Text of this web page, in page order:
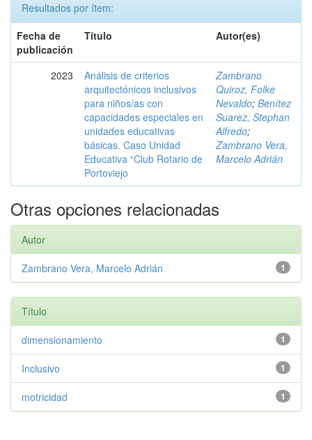
Resultados por ítem:
Fecha de
publicación
Título Autor(es)
2023
Análisis de criterios
arquitectónicos inclusivos
para niños/as con
capacidades especiales en
unidades educativas
básicas. Caso Unidad
Educativa “Club Rotario de
Portoviejo
Zambrano
Quiroz, Folke
Nevaldo; Benítez
Suarez, Stephan
Alfredo;
Zambrano Vera,
Marcelo Adrián
Otras opciones relacionadas
Autor
1
Zambrano Vera, Marcelo Adrián
Título
1
dimensionamiento
1
Inclusivo
1
motricidad